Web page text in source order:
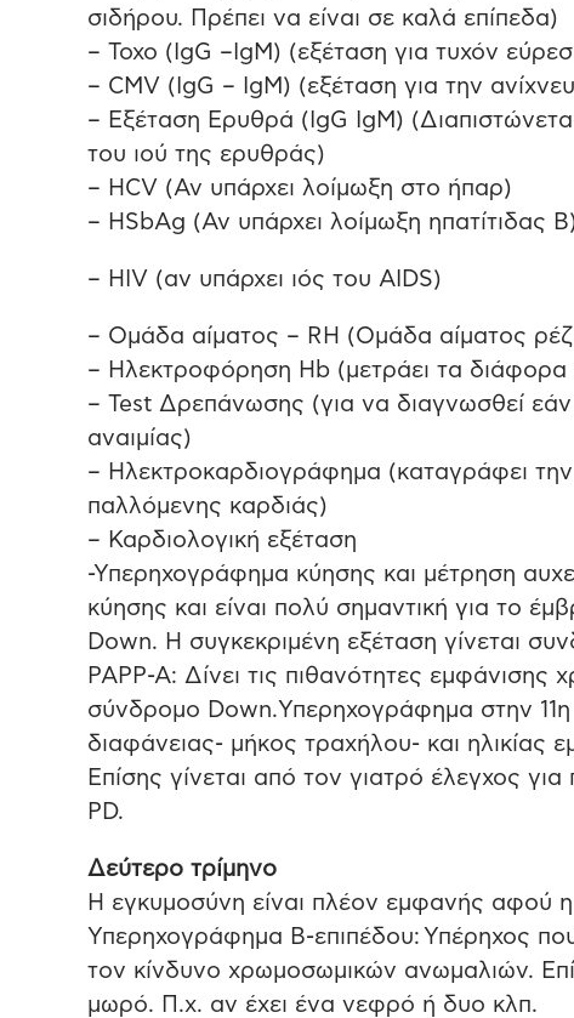
σιδήρου. Πρέπει να είναι σε καλά επίπεδα)
– Toxo (IgG –IgM) (εξέταση για τυχόν
– CMV (IgG – IgM) (εξέταση για την
– Εξέταση Ερυθρά (IgG IgM)
του ιού της ερυθράς)
– HCV (Αν υπάρχει λοίμωξη στο ήπαρ)
– HSbAg (Αν υπάρχει λοίμωξη ηπατίτιδας
– HIV (αν υπάρχει ιός του AIDS)
– Ομάδα αίματος – RH (Ομάδα αίματος
– Ηλεκτροφόρηση Hb (μετράει τα διάφορα
– Test Δρεπάνωσης (για να διαγνωσθεί
αναιμίας)
– Ηλεκτροκαρδιογράφημα (καταγράφει
παλλόμενης καρδιάς)
– Καρδιολογική εξέταση
-Υπερηχογράφημα κύησης και μέτρηση
κύησης και είναι πολύ σημαντική για το
Down. Η συγκεκριμένη εξέταση γίνεται
PAPP-A: Δίνει τις πιθανότητες
σύνδρομο Down.Υπερηχογράφημα στην 11η
διαφάνειας- μήκος τραχήλου- και ηλικίας
Επίσης γίνεται από τον γιατρό έλεγχος
PD.
Δεύτερο τρίμηνο
Η εγκυμοσύνη είναι πλέον εμφανής αφού η
Υπερηχογράφημα Β-επιπέδου: Υπέρηχος
τον κίνδυνο χρωμοσωμικών ανωμαλιών.
μωρό. Π.χ. αν έχει ένα νεφρό ή δυο κλπ.